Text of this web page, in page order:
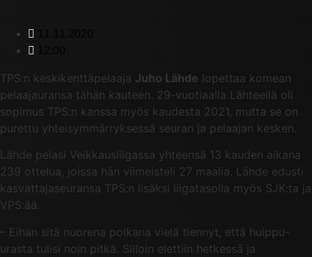
TPS:n keskikenttäpelaaja Juho Lähde lopettaa komean
pelaajauransa tähän kauteen. 29-vuotiaalla Lähteellä oli
sopimus TPS:n kanssa myös kaudesta 2021, mutta se on
purettu yhteisymmärryksessä seuran ja pelaajan kesken.
Lähde pelasi Veikkausliigassa yhteensä 13 kauden aikana
239 ottelua, joissa hän viimeisteli 27 maalia. Lähde edusti
kasvattajaseuransa TPS:n lisäksi liigatasolla myös SJK:ta ja
VPS:ää.
– Eihän sitä nuorena poikana vielä tiennyt, että huippu-
urasta tulisi noin pitkä. Silloin elettiin hetkessä ja